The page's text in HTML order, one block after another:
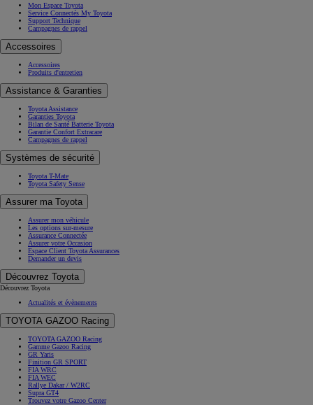
Mon Espace Toyota
Service Connectés My Toyota
Support Technique
Campagnes de rappel
Accessoires
Accessoires
Produits d'entretien
Assistance & Garanties
Toyota Assistance
Garanties Toyota
Bilan de Santé Batterie Toyota
Garantie Confort Extracare
Campagnes de rappel
Systèmes de sécurité
Toyota T-Mate
Toyota Safety Sense
Assurer ma Toyota
Assurer mon véhicule
Les options sur-mesure
Assurance Connectée
Assurer votre Occasion
Espace Client Toyota Assurances
Demander un devis
Découvrez Toyota
Découvrez Toyota
Actualités et évènements
TOYOTA GAZOO Racing
TOYOTA GAZOO Racing
Gamme Gazoo Racing
GR Yaris
Finition GR SPORT
FIA WRC
FIA WEC
Rallye Dakar / W2RC
Supra GT4
Trouvez votre Gazoo Center